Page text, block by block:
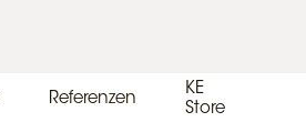
Referenzen
KE
Store